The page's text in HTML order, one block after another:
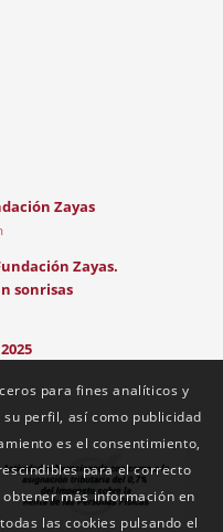
Zayas
Zayas.
sonrisas
para fines analíticos y
perfil, así como publicidad
es el consentimiento,
para el correcto
más información en
las cookies pulsando el